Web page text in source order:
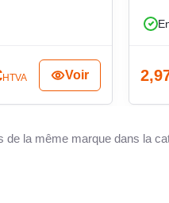
régulation. Pour
de transmission de signal.
HTVA Voir
de la même marque dans la